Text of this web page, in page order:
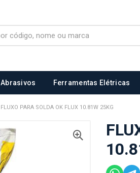
Abrasivos Ferramentas Elétricas
FLUXO PARA SOLDA OK FLUX 10.81W 25KG